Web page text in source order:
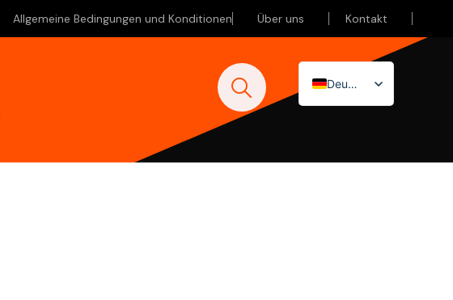
Allgemeine Bedingungen und Konditionen Über uns Kontakt
Deutsch
Nederlands